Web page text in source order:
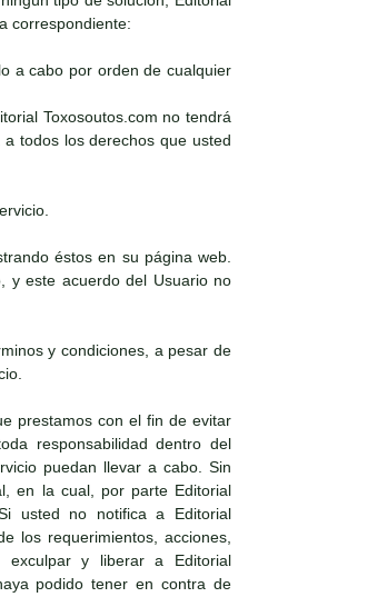
correspondiente:
a cabo por orden de cualquier
Toxosoutos.com no tendrá
todos los derechos que usted
éstos en su página web.
y este acuerdo del Usuario no
y condiciones, a pesar de
prestamos con el fin de evitar
responsabilidad dentro del
puedan llevar a cabo. Sin
en la cual, por parte Editorial
usted no notifica a Editorial
los requerimientos, acciones,
exculpar y liberar a Editorial
podido tener en contra de